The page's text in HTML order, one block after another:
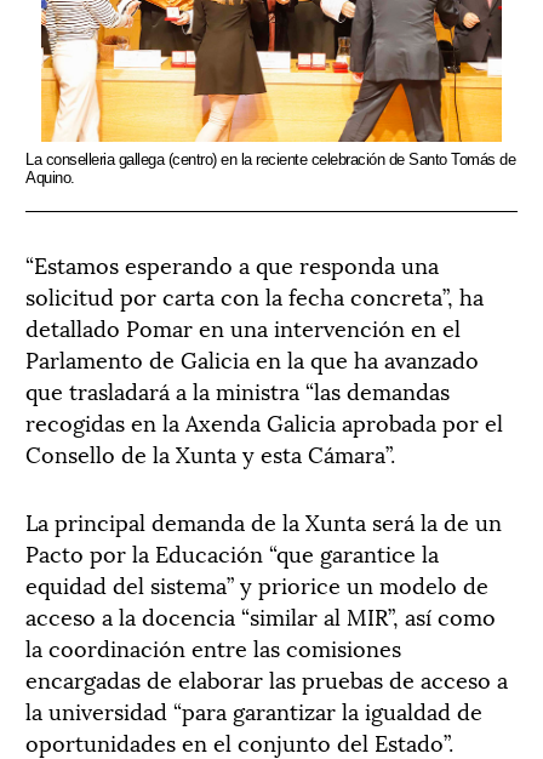
La conselleria gallega (centro) en la reciente celebración de Santo Tomás de
Aquino.
“Estamos esperando a que responda una
solicitud por carta con la fecha concreta”, ha
detallado Pomar en una intervención en el
Parlamento de Galicia en la que ha avanzado
que trasladará a la ministra “las demandas
recogidas en la Axenda Galicia aprobada por el
Consello de la Xunta y esta Cámara”.
La principal demanda de la Xunta será la de un
Pacto por la Educación “que garantice la
equidad del sistema” y priorice un modelo de
acceso a la docencia “similar al MIR”, así como
la coordinación entre las comisiones
encargadas de elaborar las pruebas de acceso a
la universidad “para garantizar la igualdad de
oportunidades en el conjunto del Estado”.